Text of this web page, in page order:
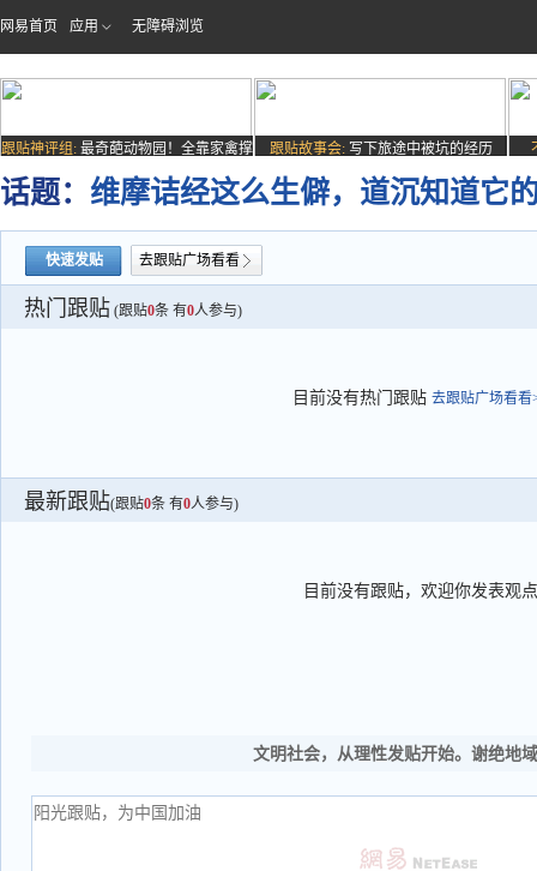
网易首页 应用 无障碍浏览
跟贴神评组: 最奇葩动物园！全靠家禽撑
场子
跟贴故事会: 写下旅途中被坑的经历
话题： 维摩诘经这么生僻，道沉知道它
快速发贴 去跟贴广场看看
热门跟贴 (跟贴0条 有0人参与)
目前没有热门跟贴 去跟贴广场看看
最新跟贴(跟贴0条 有0人参与)
目前没有跟贴，欢迎你发表观点
文明社会，从理性发贴开始。谢绝地